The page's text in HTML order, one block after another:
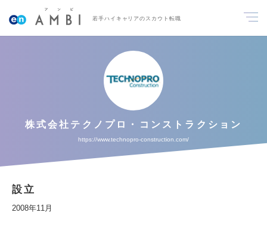
若手ハイキャリアのスカウト転職
株式会社テクノプロ・コンストラクション
https://www.technopro-construction.com/
設立
2008年11月